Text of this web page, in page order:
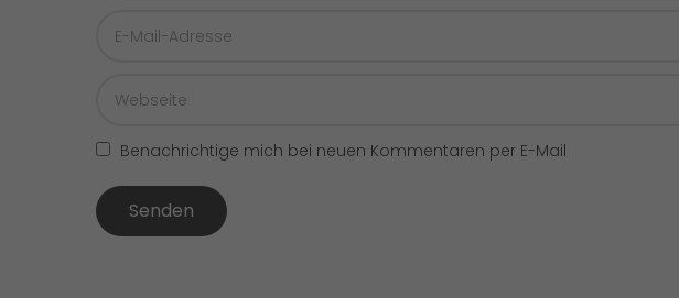
Benachrichtige mich bei neuen Kommentaren per E-Mail
Senden